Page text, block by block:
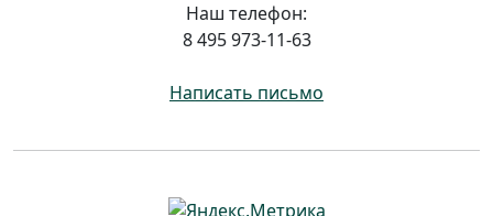
Наш телефон:
8 495 973-11-63
Написать письмо